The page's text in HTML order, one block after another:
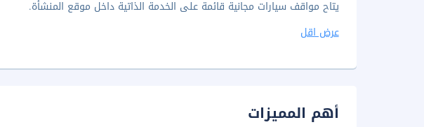
يتاح مواقف سيارات مجانية قائمة على الخدمة الذاتية داخل موقع المنشأة.
عرض اقل
أهم المميزات